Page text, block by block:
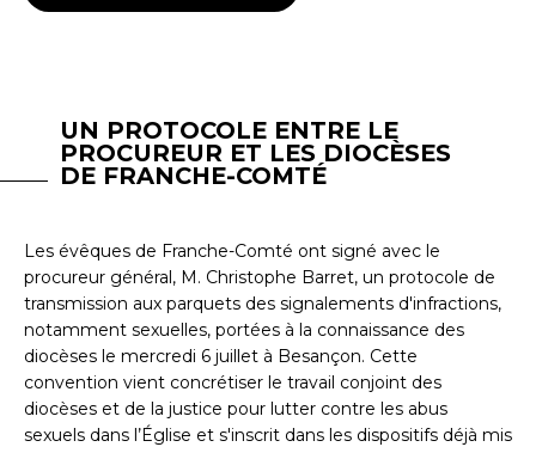
UN PROTOCOLE ENTRE LE
PROCUREUR ET LES DIOCÈSES
DE FRANCHE-COMTÉ
Les évêques de Franche-Comté ont signé avec le
procureur général, M. Christophe Barret, un protocole de
transmission aux parquets des signalements d'infractions,
notamment sexuelles, portées à la connaissance des
diocèses le mercredi 6 juillet à Besançon. Cette
convention vient concrétiser le travail conjoint des
diocèses et de la justice pour lutter contre les abus
sexuels dans l’Église et s'inscrit dans les dispositifs déjà mis